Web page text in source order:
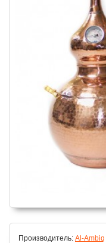
Производитель: Al-Ambiq